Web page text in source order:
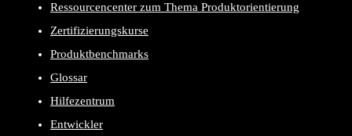
Ressourcencenter zum Thema Produktorientierung
Zertifizierungskurse
Produktbenchmarks
Glossar
Hilfezentrum
Entwickler